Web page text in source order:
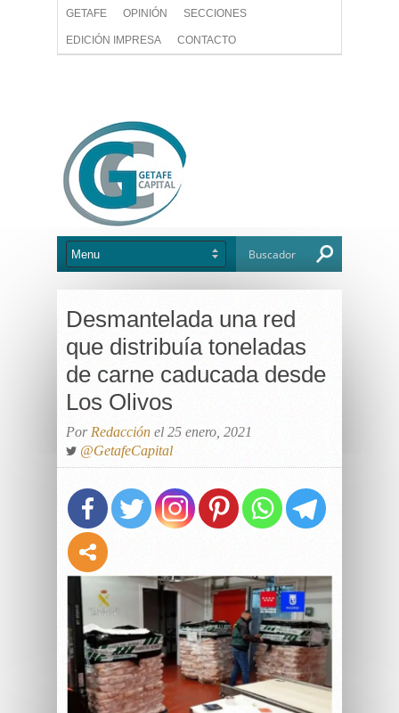
GETAFE OPINIÓN SECCIONES
EDICIÓN IMPRESA CONTACTO
Desmantelada una red
que distribuía toneladas
de carne caducada desde
Los Olivos
Por Redacción el 25 enero, 2021
@GetafeCapital